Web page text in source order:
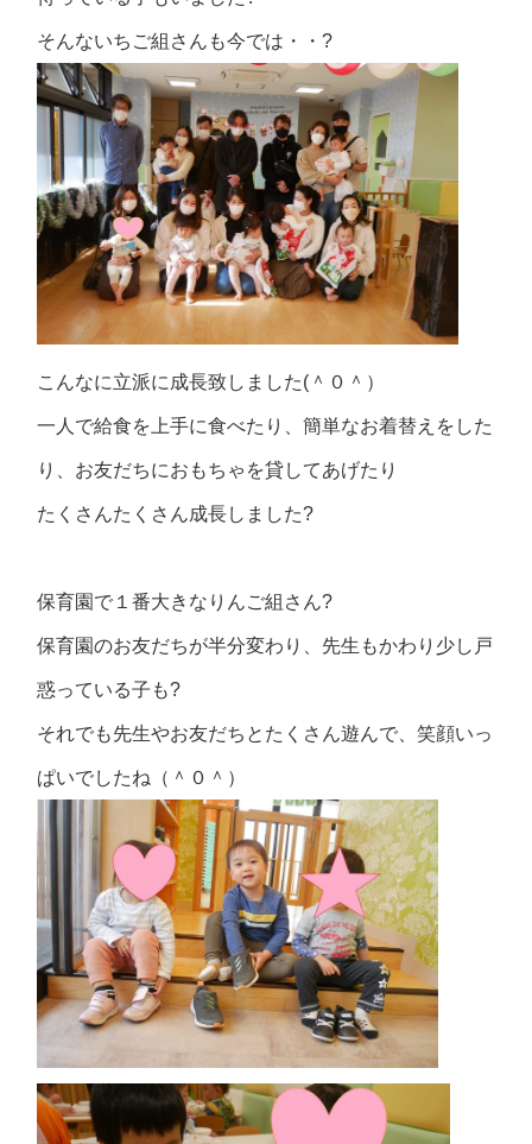
そんないちご組さんも今では・・?
こんなに立派に成長致しました(＾０＾）
一人で給食を上手に食べたり、簡単なお着替えをした
り、お友だちにおもちゃを貸してあげたり
たくさんたくさん成長しました?
保育園で１番大きなりんご組さん?
保育園のお友だちが半分変わり、先生もかわり少し戸
惑っている子も?
それでも先生やお友だちとたくさん遊んで、笑顔いっ
ぱいでしたね（＾０＾）